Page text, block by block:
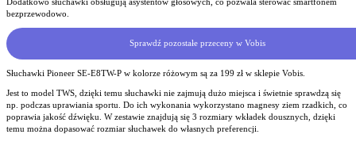
bezprzewodowo.
Sprawdź pozostałe przeceny w Vobis
Słuchawki Pioneer SE-E8TW-P w kolorze różowym są za 199 zł w sklepie Vobis.
Jest to model TWS, dzięki temu słuchawki nie zajmują dużo miejsca i świetnie sprawdzą się
np. podczas uprawiania sportu. Do ich wykonania wykorzystano magnesy ziem rzadkich, co
poprawia jakość dźwięku. W zestawie znajdują się 3 rozmiary wkładek dousznych, dzięki
temu można dopasować rozmiar słuchawek do własnych preferencji.